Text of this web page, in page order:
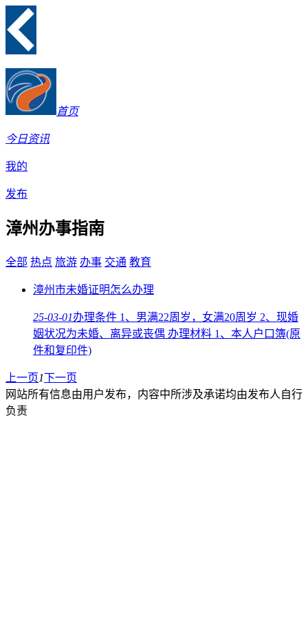
首页
今日资讯
我的
发布
漳州办事指南
全部 热点 旅游 办事 交通 教育
漳州市未婚证明怎么办理
25-03-01办理条件 1、男满22周岁，女满20周岁 2、现婚
姻状况为未婚、离异或丧偶 办理材料 1、本人户口簿(原
件和复印件)
上一页1下一页
网站所有信息由用户发布，内容中所涉及承诺均由发布人自行
负责